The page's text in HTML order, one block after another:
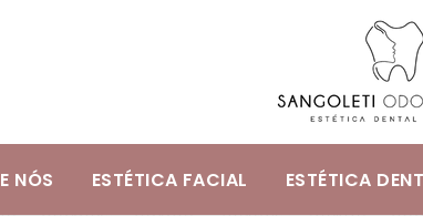
NÓS ESTÉTICA FACIAL ESTÉTICA